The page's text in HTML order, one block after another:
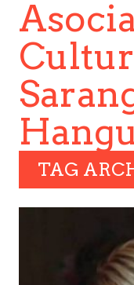
TAG